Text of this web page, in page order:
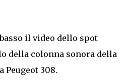
il video dello spot
della colonna sonora della
Peugeot 308.